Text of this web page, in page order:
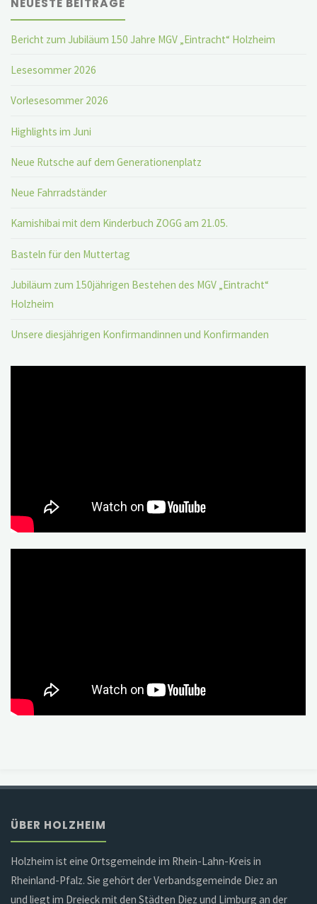
NEUESTE BEITRÄGE
Bericht zum Jubiläum 150 Jahre MGV „Eintracht“ Holzheim
Lesesommer 2026
Vorlesesommer 2026
Highlights im Juni
Neue Rutsche auf dem Generationenplatz
Neue Fahrradständer
Kamishibai mit dem Kinderbuch ZOGG am 21.05.
Basteln für den Muttertag
Jubiläum zum 150jährigen Bestehen des MGV „Eintracht“
Holzheim
Unsere diesjährigen Konfirmandinnen und Konfirmanden
ÜBER HOLZHEIM
Holzheim ist eine Ortsgemeinde im Rhein-Lahn-Kreis in
Rheinland-Pfalz. Sie gehört der Verbandsgemeinde Diez an
und liegt im Dreieck mit den Städten Diez und Limburg an der